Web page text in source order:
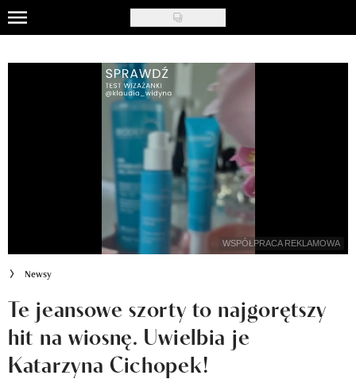
Skip
to
main
Newsy
Newsletter
WSPÓŁPRACA REKLAMOWA
Newsy
Te jeansowe szorty to najgorętszy
hit na wiosnę. Uwielbia je
Katarzyna Cichopek!